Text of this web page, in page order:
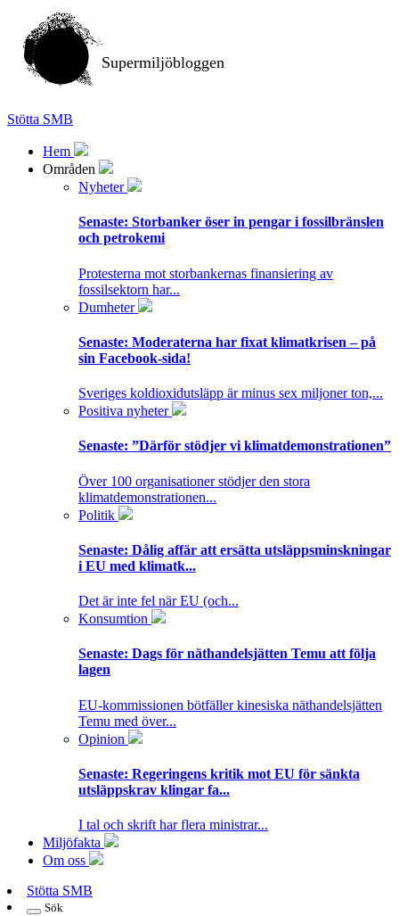
Supermiljöbloggen
Stötta SMB
Hem
Områden
Nyheter
Senaste: Storbanker öser in pengar i fossilbränslen
och petrokemi
Protesterna mot storbankernas finansiering av
fossilsektorn har...
Dumheter
Senaste: Moderaterna har fixat klimatkrisen – på
sin Facebook-sida!
Sveriges koldioxidutsläpp är minus sex miljoner ton,...
Positiva nyheter
Senaste: ”Därför stödjer vi klimatdemonstrationen”
Över 100 organisationer stödjer den stora
klimatdemonstrationen...
Politik
Senaste: Dålig affär att ersätta utsläppsminskningar
i EU med klimatk...
Det är inte fel när EU (och...
Konsumtion
Senaste: Dags för näthandelsjätten Temu att följa
lagen
EU-kommissionen bötfäller kinesiska näthandelsjätten
Temu med över...
Opinion
Senaste: Regeringens kritik mot EU för sänkta
utsläppskrav klingar fa...
I tal och skrift har flera ministrar...
Miljöfakta
Om oss
Stötta SMB
Sök